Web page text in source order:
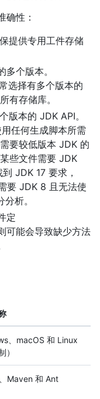
确性：
提供专用工件存储
个版本。
选择有多个版本的
有存储库。
版本的 JDK API。
任何生成脚本所需
要较低版本 JDK 的
些文件需要 JDK
JDK 17 要求，
要 JDK 8 且无法使
析。
定
可能会导致缺少方法
、macOS 和 Linux
）
Maven 和 Ant